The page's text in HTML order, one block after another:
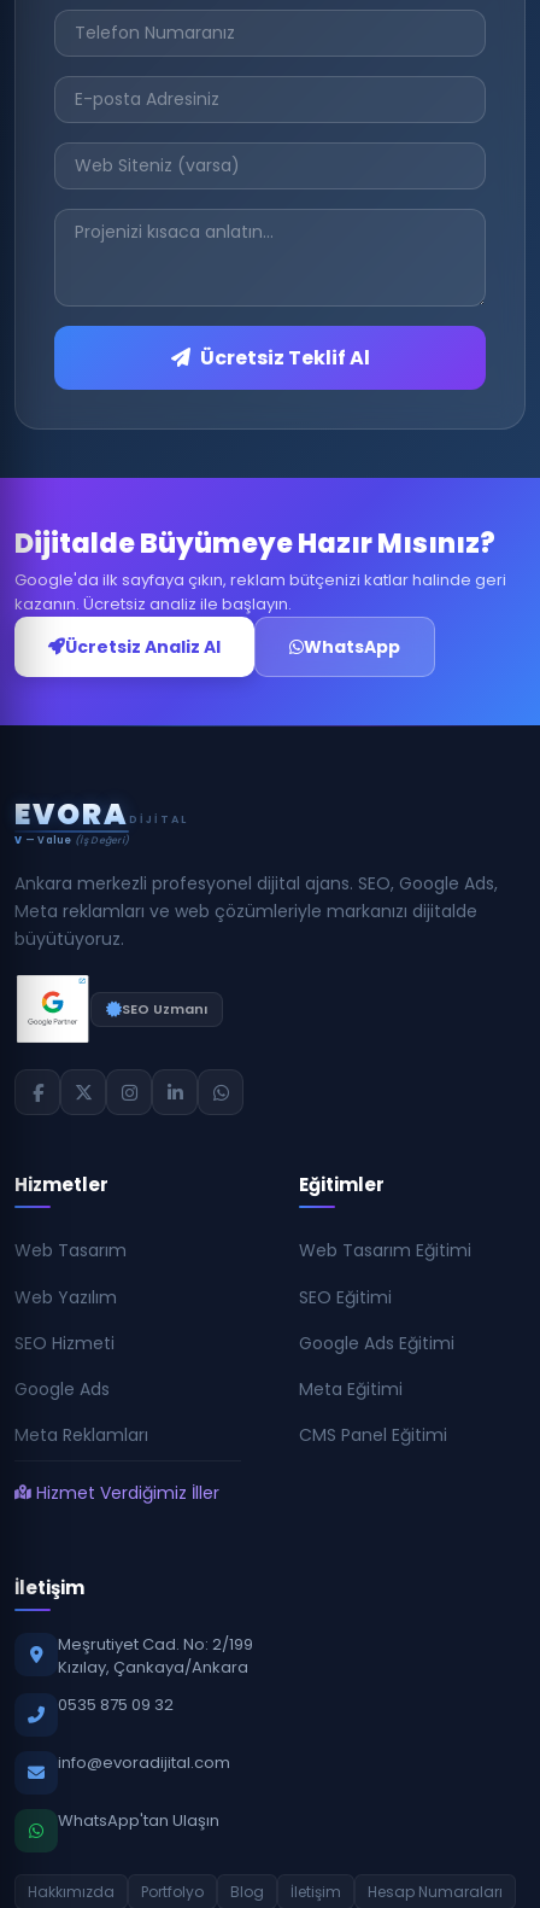
Ücretsiz Teklif Al
Dijitalde Büyümeye Hazır Mısınız?
Google'da ilk sayfaya çıkın, reklam bütçenizi katlar halinde geri
kazanın. Ücretsiz analiz ile başlayın.
Ücretsiz Analiz Al WhatsApp
EVORA DIJITAL
V — Value (İş Değeri)
Ankara merkezli profesyonel dijital ajans. SEO, Google Ads,
Meta reklamları ve web çözümleriyle markanızı dijitalde
büyütüyoruz.
SEO Uzmanı
Hizmetler
Web Tasarım
Web Yazılım
SEO Hizmeti
Google Ads
Meta Reklamları
Hizmet Verdiğimiz İller
Eğitimler
Web Tasarım Eğitimi
SEO Eğitimi
Google Ads Eğitimi
Meta Eğitimi
CMS Panel Eğitimi
İletişim
Meşrutiyet Cad. No: 2/199
Kızılay, Çankaya/Ankara
0535 875 09 32
info@evoradijital.com
WhatsApp'tan Ulaşın
Hakkımızda Portfolyo Blog İletişim Hesap Numaraları